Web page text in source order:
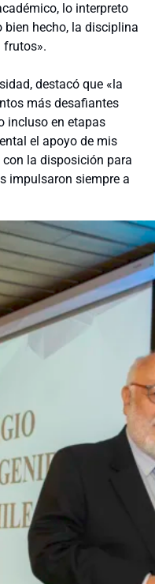
lo interpreto
bien hecho, la disciplina
frutos».
destacó que «la
más desafiantes
incluso en etapas
el apoyo de mis
la disposición para
impulsaron siempre a